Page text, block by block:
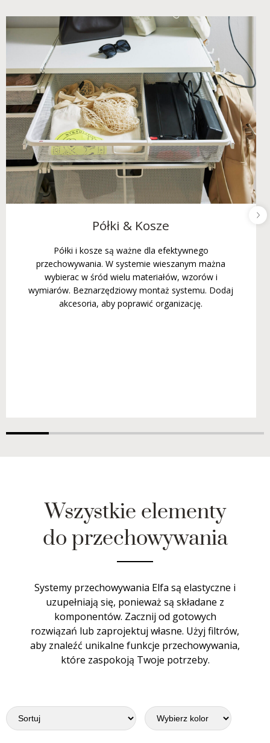
Półki & Kosze
Półki i kosze są ważne dla efektywnego
przechowywania. W systemie wieszanym mażna
wybierac w śród wielu materiałów, wzorów i
wymiarów. Beznarzędziowy montaż systemu. Dodaj
akcesoria, aby poprawić organizację.
Wszystkie elementy
do przechowywania
Systemy przechowywania Elfa są elastyczne i
uzupełniają się, ponieważ są składane z
komponentów. Zacznij od gotowych
rozwiązań lub zaprojektuj własne. Użyj filtrów,
aby znaleźć unikalne funkcje przechowywania,
które zaspokoją Twoje potrzeby.